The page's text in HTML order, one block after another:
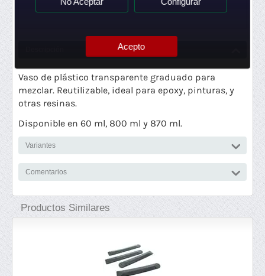
Vaso de plástico transparente graduado para
mezclar. Reutilizable, ideal para epoxy, pinturas, y
otras resinas.
Disponible en 60 ml, 800 ml y 870 ml.
Variantes
Comentarios
Productos Similares
Acepto